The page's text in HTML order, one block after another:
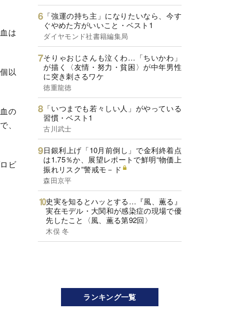
は
以
の
、
ビ
「強運の持ち主」になりたいなら、今す
ぐやめた方がいいこと・ベスト1
ダイヤモンド社書籍編集局
そりゃおじさんも泣くわ…「ちいかわ」
が描く〈友情・努力・貧困〉が中年男性
に突き刺さるワケ
徳重龍徳
「いつまでも若々しい人」がやっている
習慣・ベスト1
古川武士
日銀利上げ「10月前倒し」で金利終着点
は1.75％か、展望レポートで鮮明“物価上
振れリスク”警戒モ－ド
森田京平
史実を知るとハッとする…『風、薫る』
実在モデル・大関和が感染症の現場で優
先したこと〈風、薫る第92回〉
木俣 冬
ランキング一覧